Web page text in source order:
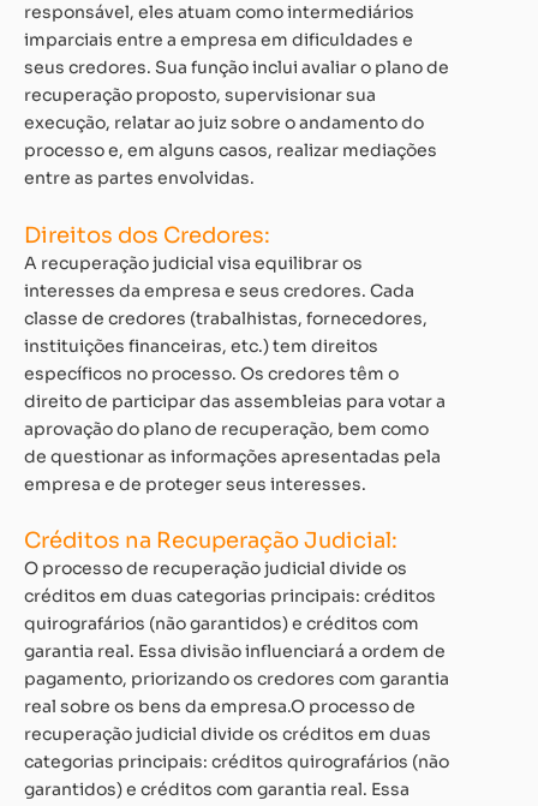
responsável, eles atuam como intermediários
imparciais entre a empresa em dificuldades e
seus credores. Sua função inclui avaliar o plano de
recuperação proposto, supervisionar sua
execução, relatar ao juiz sobre o andamento do
processo e, em alguns casos, realizar mediações
entre as partes envolvidas.
Direitos dos Credores:
A recuperação judicial visa equilibrar os
interesses da empresa e seus credores. Cada
classe de credores (trabalhistas, fornecedores,
instituições financeiras, etc.) tem direitos
específicos no processo. Os credores têm o
direito de participar das assembleias para votar a
aprovação do plano de recuperação, bem como
de questionar as informações apresentadas pela
empresa e de proteger seus interesses.
Créditos na Recuperação Judicial:
O processo de recuperação judicial divide os
créditos em duas categorias principais: créditos
quirografários (não garantidos) e créditos com
garantia real. Essa divisão influenciará a ordem de
pagamento, priorizando os credores com garantia
real sobre os bens da empresa.O processo de
recuperação judicial divide os créditos em duas
categorias principais: créditos quirografários (não
garantidos) e créditos com garantia real. Essa